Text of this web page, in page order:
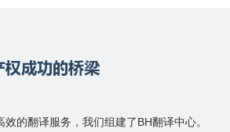
成功的桥梁
的翻译服务，我们组建了BH翻译中心。